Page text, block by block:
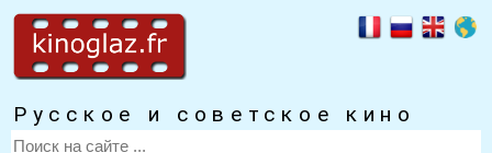
Русское и советское кино